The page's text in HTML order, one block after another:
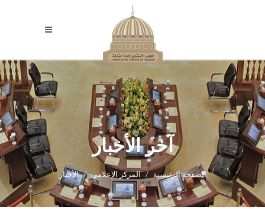
آخر الأخبار
الصفحة الرئيسية المركز الإعلامي الأخبار